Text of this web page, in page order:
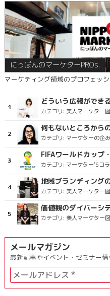
にっぽんのマーケターPROs.
マーケティング領域のプロフェッ
どういう広報ができ
カテゴリ: 美人マーケター
何もないところから
カテゴリ: マーケターの企み
FIFAワールドカップ
カテゴリ: マーケター’Sコ
カテゴリ: 美人マーケター
価値観のダイバーシ
カテゴリ: 美人マーケター
メールマガジン
最新記事やイベント・セミナー